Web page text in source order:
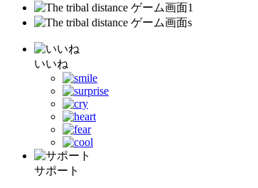
いいね
サポート